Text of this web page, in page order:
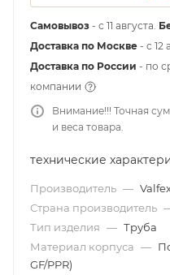
Самовывоз - с 11 августа.
Доставка по Москве - c 12
Доставка по России - по
компании
Внимание!!! Точная
и веса товара.
технические
Производитель —
Страна производитель
Тип изделия — Труба
Материал корпуса —
GF/PPR)